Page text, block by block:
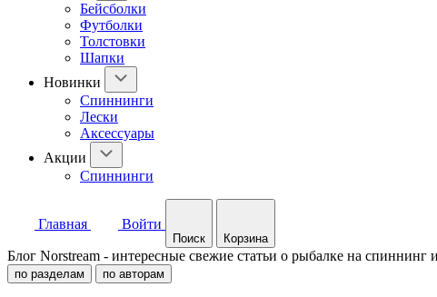
Бейсболки
Футболки
Толстовки
Шапки
Новинки
Спиннинги
Лески
Аксессуары
Акции
Спиннинги
Главная Войти
Поиск Корзина
Блог Norstream - интересные свежие статьи о рыбалке на спиннинг
по разделам по авторам